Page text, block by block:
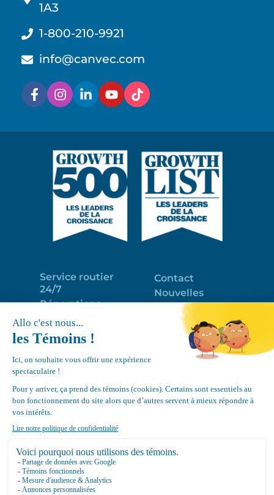
1A3
1-800-210-9921
info@canvec.com
Service routier
24/7
Réparations
Programme
d’entretien
Déneigement
de toits
Équipements
Contact
Nouvelles
Portail clients
Emploi
Politique de
Google
4.7